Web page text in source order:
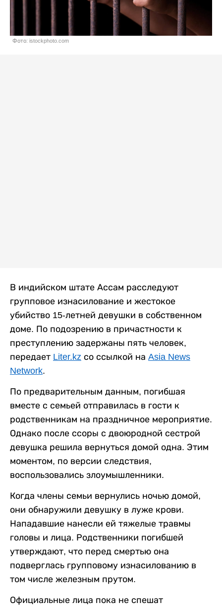
Фото: istockphoto.com
В индийском штате Ассам расследуют
групповое изнасилование и жестокое
убийство 15-летней девушки в собственном
доме. По подозрению в причастности к
преступлению задержаны пять человек,
передает Liter.kz со ссылкой на Asia News
Network.
По предварительным данным, погибшая
вместе с семьей отправилась в гости к
родственникам на праздничное мероприятие.
Однако после ссоры с двоюродной сестрой
девушка решила вернуться домой одна. Этим
моментом, по версии следствия,
воспользовались злоумышленники.
Когда члены семьи вернулись ночью домой,
они обнаружили девушку в луже крови.
Нападавшие нанесли ей тяжелые травмы
головы и лица. Родственники погибшей
утверждают, что перед смертью она
подверглась групповому изнасилованию в
том числе железным прутом.
Официальные лица пока не спешат